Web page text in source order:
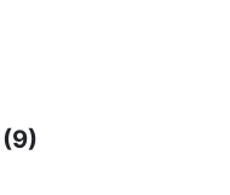
(9)